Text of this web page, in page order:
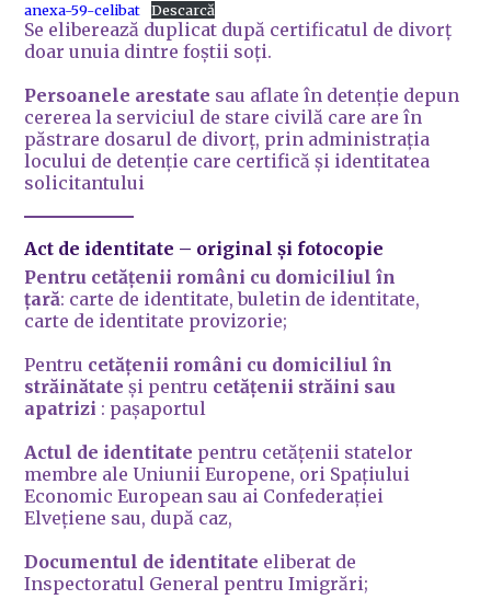
anexa-59-celibat Descarcă
Se eliberează duplicat după certificatul de divorț
doar unuia dintre foștii soți.
Persoanele arestate sau aflate în detenție depun
cererea la serviciul de stare civilă care are în
păstrare dosarul de divorț, prin administrația
locului de detenție care certifică şi identitatea
solicitantului
Act de identitate – original și fotocopie
Pentru cetățenii români cu domiciliul în
ţară: carte de identitate, buletin de identitate,
carte de identitate provizorie;
Pentru cetățenii români cu domiciliul în
străinătate şi pentru cetățenii străini sau
apatrizi : pașaportul
Actul de identitate pentru cetățenii statelor
membre ale Uniunii Europene, ori Spaţiului
Economic European sau ai Confederației
Elvețiene sau, după caz,
Documentul de identitate eliberat de
Inspectoratul General pentru Imigrări;